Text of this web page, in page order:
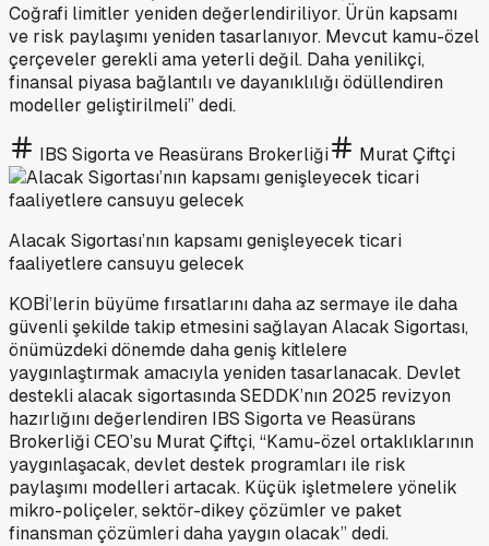
Coğrafi limitler yeniden değerlendiriliyor. Ürün kapsamı
ve risk paylaşımı yeniden tasarlanıyor. Mevcut kamu-özel
çerçeveler gerekli ama yeterli değil. Daha yenilikçi,
finansal piyasa bağlantılı ve dayanıklılığı ödüllendiren
modeller geliştirilmeli” dedi.
IBS Sigorta ve Reasürans Brokerliği Murat Çiftçi
Alacak Sigortası’nın kapsamı genişleyecek ticari
faaliyetlere cansuyu gelecek
KOBİ’lerin büyüme fırsatlarını daha az sermaye ile daha
güvenli şekilde takip etmesini sağlayan Alacak Sigortası,
önümüzdeki dönemde daha geniş kitlelere
yaygınlaştırmak amacıyla yeniden tasarlanacak. Devlet
destekli alacak sigortasında SEDDK’nın 2025 revizyon
hazırlığını değerlendiren IBS Sigorta ve Reasürans
Brokerliği CEO’su Murat Çiftçi, “Kamu-özel ortaklıklarının
yaygınlaşacak, devlet destek programları ile risk
paylaşımı modelleri artacak. Küçük işletmelere yönelik
mikro-poliçeler, sektör-dikey çözümler ve paket
finansman çözümleri daha yaygın olacak” dedi.